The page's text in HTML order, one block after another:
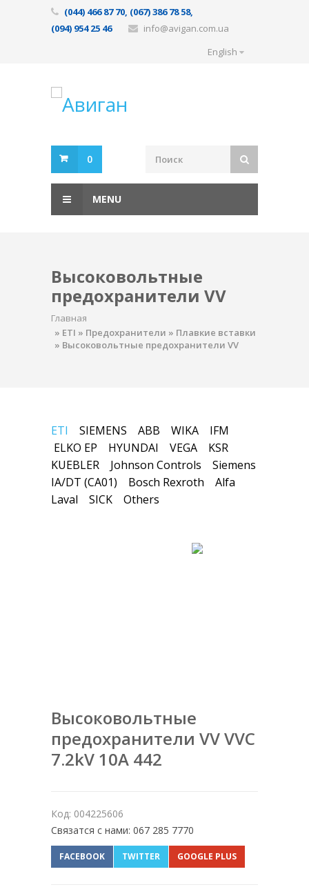
(044) 466 87 70, (067) 386 78 58,
(094) 954 25 46
info@avigan.com.ua
English
0
MENU
Высоковольтные
предохранители VV
Главная
» ETI » Предохранители » Плавкие вставки
» Высоковольтные предохранители VV
ETI SIEMENS ABB WIKA
IFM
ELKO EP
HYUNDAI VEGA
KSR
KUEBLER
Johnson Controls
Siemens
IA/DT (CA01)
Bosch Rexroth
Alfa
Laval
SICK Others
Высоковольтные
предохранители VV VVC
7.2kV 10A 442
Код: 004225606
Связатся с нами: 067 285 7770
FACEBOOK TWITTER GOOGLE PLUS